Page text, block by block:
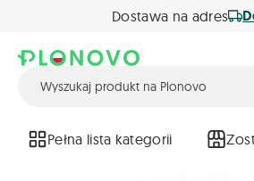
Dostawa na adres
Pełna lista kategorii